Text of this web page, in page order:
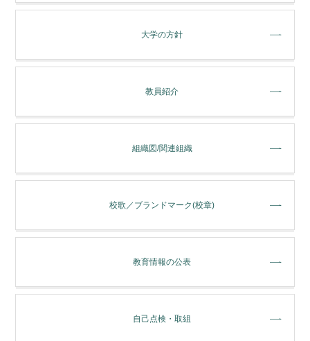
大学の方針
教員紹介
組織図/関連組織
校歌／ブランドマーク(校章)
教育情報の公表
自己点検・取組